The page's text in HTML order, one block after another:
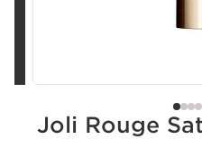
Joli Rouge